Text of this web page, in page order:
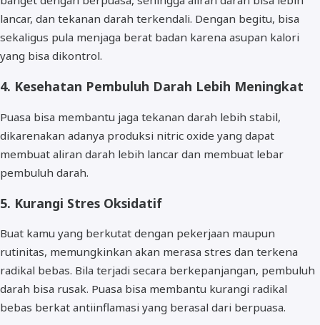
lancar, dan tekanan darah terkendali. Dengan begitu, bisa
sekaligus pula menjaga berat badan karena asupan kalori
yang bisa dikontrol.
4. Kesehatan Pembuluh Darah Lebih Meningkat
Puasa bisa membantu jaga tekanan darah lebih stabil,
dikarenakan adanya produksi nitric oxide yang dapat
membuat aliran darah lebih lancar dan membuat lebar
pembuluh darah.
5. Kurangi Stres Oksidatif
Buat kamu yang berkutat dengan pekerjaan maupun
rutinitas, memungkinkan akan merasa stres dan terkena
radikal bebas. Bila terjadi secara berkepanjangan, pembuluh
darah bisa rusak. Puasa bisa membantu kurangi radikal
bebas berkat antiinflamasi yang berasal dari berpuasa.